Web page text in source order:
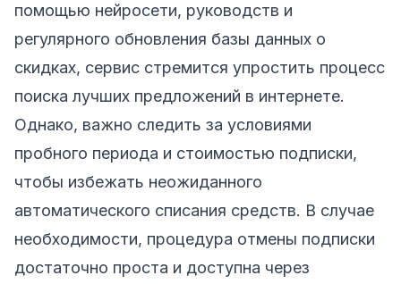
помощью нейросети, руководств и
регулярного обновления базы данных о
скидках, сервис стремится упростить процесс
поиска лучших предложений в интернете.
Однако, важно следить за условиями
пробного периода и стоимостью подписки,
чтобы избежать неожиданного
автоматического списания средств. В случае
необходимости, процедура отмены подписки
достаточно проста и доступна через